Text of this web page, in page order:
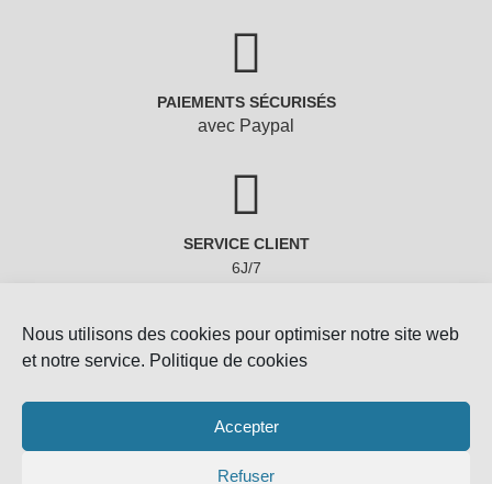
Nous utilisons des cookies pour optimiser notre site web
et notre service. Politique de cookies
Accepter
Refuser
PAIEMENTS SÉCURISÉS
avec Paypal
SERVICE CLIENT
6J/7